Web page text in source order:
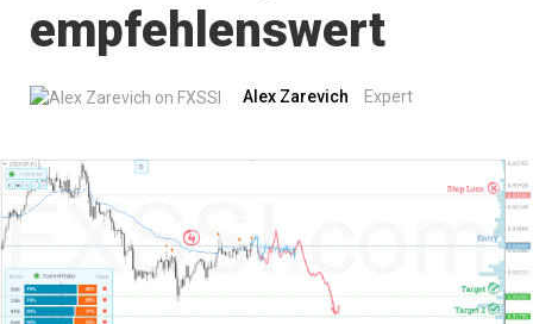
empfehlenswert
Alex Zarevich Expert